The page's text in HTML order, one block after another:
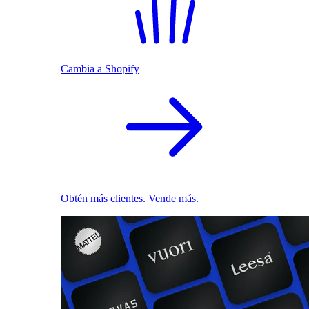
Cambia a Shopify
Obtén más clientes. Vende más.